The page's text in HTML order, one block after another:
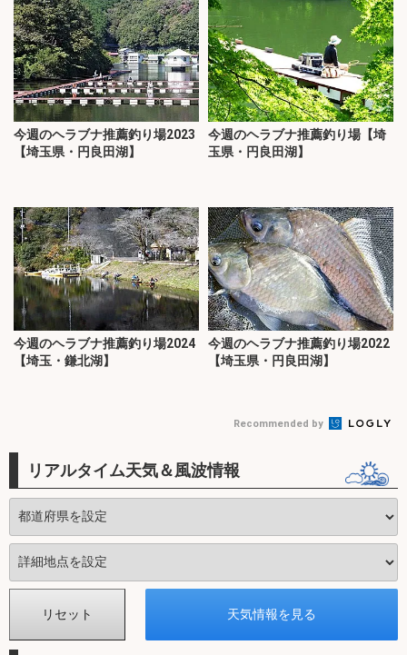
今週のヘラブナ推薦釣り場2023
【埼玉県・円良田湖】
今週のヘラブナ推薦釣り場【埼
玉県・円良田湖】
今週のヘラブナ推薦釣り場2024
【埼玉・鎌北湖】
今週のヘラブナ推薦釣り場2022
【埼玉県・円良田湖】
Recommended by
リアルタイム天気＆風波情報